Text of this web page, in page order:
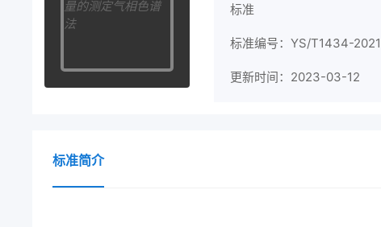
标准
标准编号：YS/T1434-2021
更新时间：2023-03-12
标准简介